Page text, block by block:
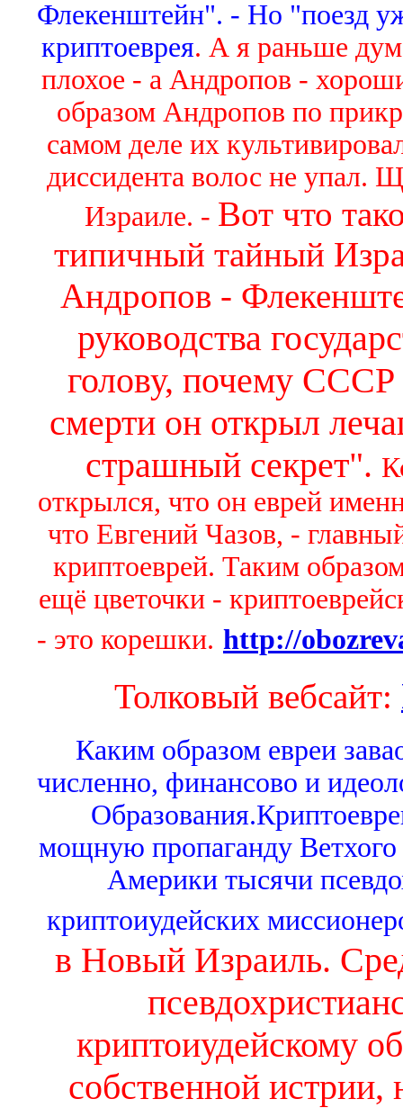
Флекенштейн". - Но "поезд
криптоеврея. А я раньше
плохое - а Андропов -
образом Андропов по
самом деле их
диссидента волос не упал.
Израиле. - Вот что
типичный тайный
Андропов -
руководства
голову, почему СССР
смерти он открыл
страшный секрет".
открылся, что он еврей
что Евгений Чазов, -
криптоеврей. Таким
ещё цветочки -
- это корешки. http://
Толковый вебсайт:
Каким образом евреи
численно, финансово и
мощную пропаганду Ветхого
Америки тысячи
криптоиудейских
в Новый Израиль.
криптоиудейскому
собственной истрии,